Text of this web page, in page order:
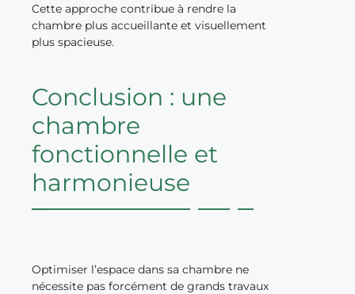
Cette approche contribue à rendre la
chambre plus accueillante et visuellement
plus spacieuse.
Conclusion : une
chambre
fonctionnelle et
harmonieuse
Optimiser l’espace dans sa chambre ne
nécessite pas forcément de grands travaux